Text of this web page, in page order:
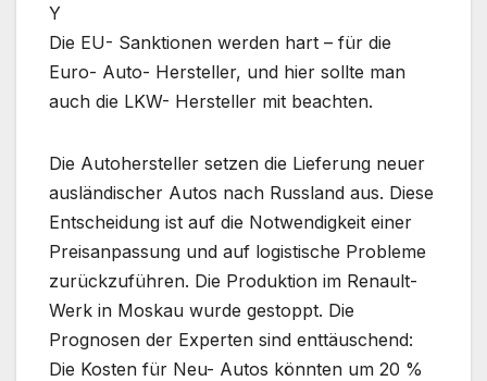
Y
Die EU- Sanktionen werden hart – für die
Euro- Auto- Hersteller, und hier sollte man
auch die LKW- Hersteller mit beachten.
Die Autohersteller setzen die Lieferung neuer
ausländischer Autos nach Russland aus. Diese
Entscheidung ist auf die Notwendigkeit einer
Preisanpassung und auf logistische Probleme
zurückzuführen. Die Produktion im Renault-
Werk in Moskau wurde gestoppt. Die
Prognosen der Experten sind enttäuschend:
Die Kosten für Neu- Autos könnten um 20 %